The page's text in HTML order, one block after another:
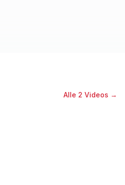
Alle 2 Videos →